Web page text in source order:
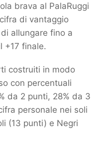
brava al PalaRuggi
di vantaggio
allungare fino a
+17 finale.
costruiti in modo
con percentuali
da 2 punti, 28% da 3
personale nei soli
(13 punti) e Negri